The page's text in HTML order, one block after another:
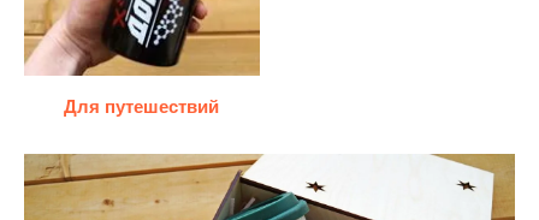
Для путешествий